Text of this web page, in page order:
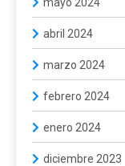
abril 2024
marzo 2024
febrero 2024
enero 2024
diciembre 2023